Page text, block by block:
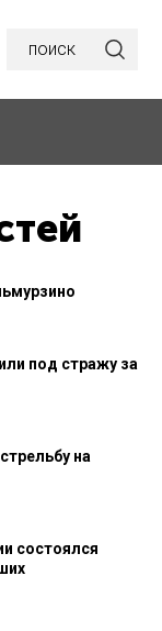
поиск
под стражу за
на
состоялся